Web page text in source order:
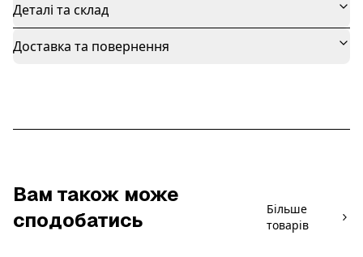
Деталі та склад
Доставка та повернення
Вам також може
сподобатись
Більше
товарів